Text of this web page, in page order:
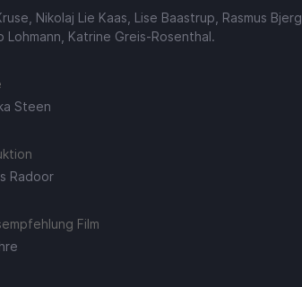
Nikolaj Lie Kaas, Lise Baastrup, Rasmus Bjerg,
Lohmann, Katrine Greis-Rosenthal.
Steen
Radoor
Film